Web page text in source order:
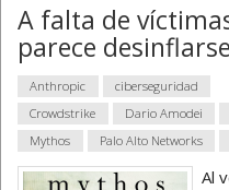
A falta de
parece desinflarse
Anthropic
ciberseguridad
Crowdstrike
Dario Amodei
Mythos
Palo Alto Networks
Al